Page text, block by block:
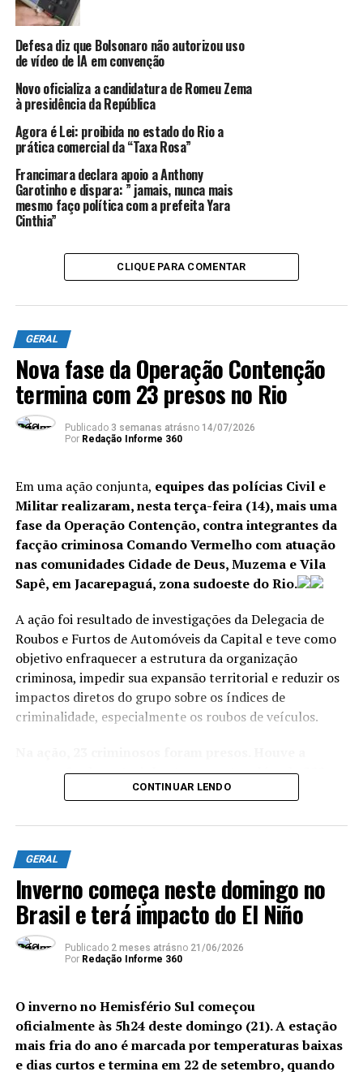
Defesa diz que Bolsonaro não autorizou uso
de vídeo de IA em convenção
Novo oficializa a candidatura de Romeu Zema
à presidência da República
Agora é Lei: proibida no estado do Rio a
prática comercial da “Taxa Rosa”
Francimara declara apoio a Anthony
Garotinho e dispara: ” jamais, nunca mais
mesmo faço política com a prefeita Yara
Cinthia”
CLIQUE PARA COMENTAR
GERAL
Nova fase da Operação Contenção
termina com 23 presos no Rio
Publicado 3 semanas atrásno 14/07/2026
Por Redação Informe 360
Em uma ação conjunta, equipes das polícias Civil e
Militar realizaram, nesta terça-feira (14), mais uma
fase da Operação Contenção, contra integrantes da
facção criminosa Comando Vermelho com atuação
nas comunidades Cidade de Deus, Muzema e Vila
Sapê, em Jacarepaguá, zona sudoeste do Rio.
A ação foi resultado de investigações da Delegacia de
Roubos e Furtos de Automóveis da Capital e teve como
objetivo enfraquecer a estrutura da organização
criminosa, impedir sua expansão territorial e reduzir os
impactos diretos do grupo sobre os índices de
criminalidade, especialmente os roubos de veículos.
apreensão de material entorpecente, além de 200
cartuchos, 11 carregadores, 20 celulares, quatro
e um artefato explosivo.
Os agentes também localizaram uma central de gatonet
clandestina, e equipes da Delegacia de Repressão aos
Crimes Contra a Propriedade Imaterial (DRCPIM)
fecharam uma loja de multimarcas com dezenas de
produtos falsificados.
da Polícia Militar apreenderam seis fuzis ao longo
da ação, localizados na comunidade da Muzema, no
Itanhangá, controlada pelo Comando Vermelho
. Em
uma área de mata fechada,
três criminosos foram
CONTINUAR LENDO
GERAL
Inverno começa neste domingo no
Brasil e terá impacto do El Niño
Publicado 2 meses atrásno 21/06/2026
Por Redação Informe 360
O inverno no Hemisfério Sul começou
oficialmente às 5h24 deste domingo (21). A estação
mais fria do ano é marcada por temperaturas baixas
e dias curtos e termina em 22 de setembro, quando